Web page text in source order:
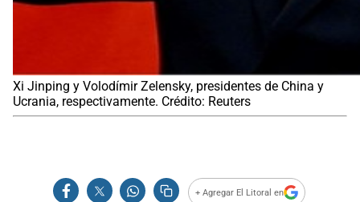
Xi Jinping y Volodímir Zelensky, presidentes de China y
Ucrania, respectivamente. Crédito: Reuters
+ Agregar El Litoral en